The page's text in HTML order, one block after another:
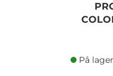
På lager